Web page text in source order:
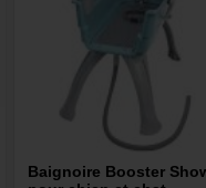
Baignoire Booster